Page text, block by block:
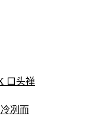
口头禅
冽而